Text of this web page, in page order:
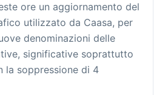
ore un aggiornamento del
utilizzato da Caasa, per
denominazioni delle
significative soprattutto
la soppressione di 4